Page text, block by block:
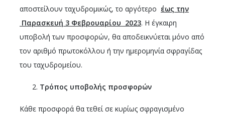
αποστείλουν ταχυδρομικώς, το αργότερο έως την
Παρασκευή 3 Φεβρουαρίου 2023. Η έγκαιρη
υποβολή των προσφορών, θα αποδεικνύεται μόνο από
τον αριθμό πρωτοκόλλου ή την ημερομηνία σφραγίδας
του ταχυδρομείου.
Τρόπος υποβολής προσφορών
Κάθε προσφορά θα τεθεί σε κυρίως σφραγισμένο